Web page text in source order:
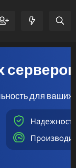
серверов
для ваших